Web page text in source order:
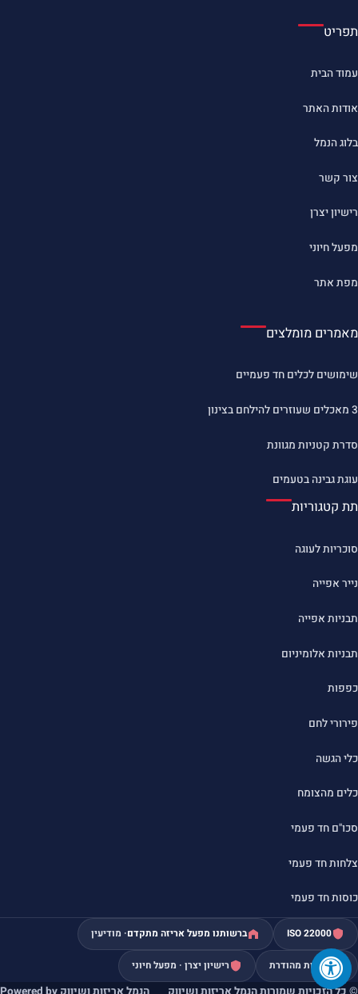
תפריט
עמוד הבית
אודות האתר
בלוג הנמל
צור קשר
רישיון יצרן
מפעל חיוני
מפת אתר
מאמרים מומלצים
שימושים לכלים חד פעמיים
3 מאכלים שעוזרים להילחם בצינון
סדרת קטניות מגוונת
עוגת גבינה בטעמים
תת קטגוריות
סוכריות לעוגה
נייר אפייה
תבניות אפייה
תבניות אלומיניום
כפפות
פירורי לחם
כלי הגשה
כלים מהצומח
סכו"ם חד פעמי
צלחות חד פעמי
כוסות חד פעמי
ISO 22000 ברשותנו מפעל אריזה מתקדם· מודיעין
כשרות מהודרת רישיון יצרן · מפעל חיוני